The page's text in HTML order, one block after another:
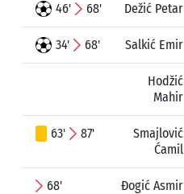
46' 68' Dežić Petar
34' 68' Salkić Emir
Hodžić
Mahir
63' 87'
Smajlović
Ćamil
68' Đogić Asmir